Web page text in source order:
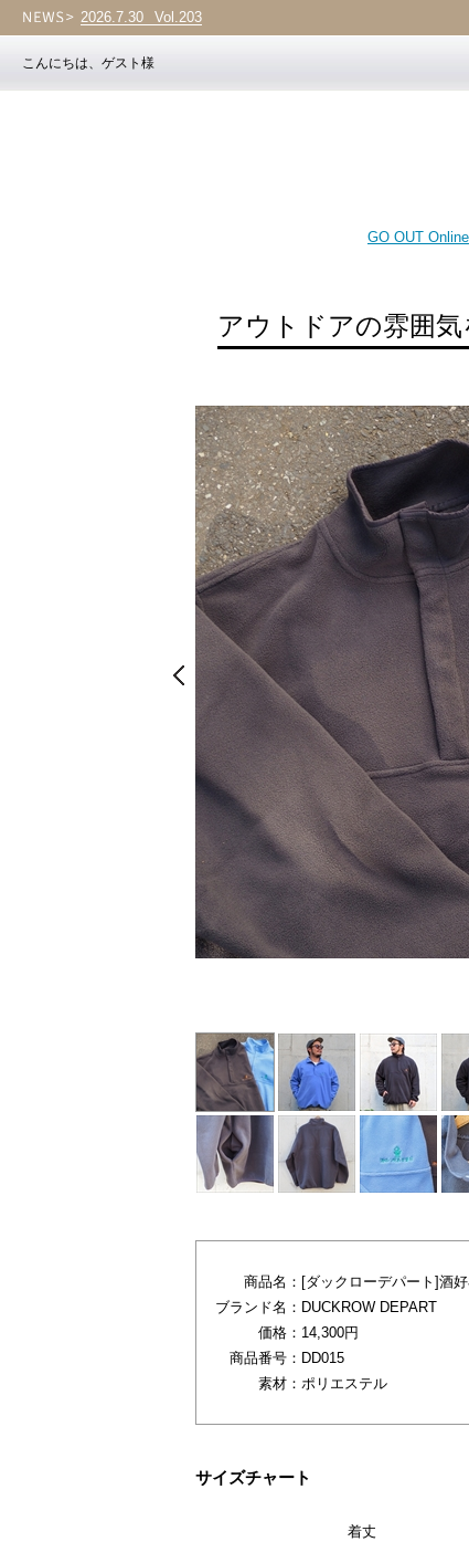
2026.7.30 NEW ARRIVAL
こんにちは、ゲスト様
GO OUT Online
アウトドアの雰囲
Prev
Prev
商品名： [ダックローデパート]酒
ブランド名： DUCKROW DEPART
価格： 14,300円
商品番号： DD015
素材： ポリエステル
サイズチャート
着丈